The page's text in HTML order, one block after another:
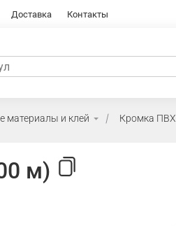
Доставка Контакты
материалы и клей Кромка ПВХ
м)